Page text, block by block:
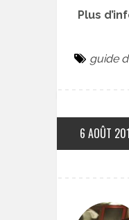
Plus
guide
6 AOÛT